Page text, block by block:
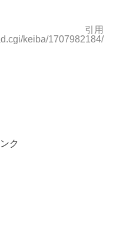
引用
keiba/1707982184/
ク